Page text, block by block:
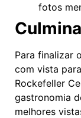
fotos
Para finalizar
com vista
Rockefeller
gastronomia
melhores